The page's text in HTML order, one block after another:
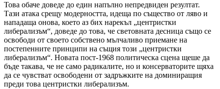
Това обаче доведе до един напълно непредвиден резултат.
Тази атака срещу модерността, идеща по същество от ляво и
нападаща онова, което аз бих нарекъл „центристки
либерализъм“, доведе до това, че световната десница също се
освободи от своето собствено мълчаливо приемане на
постепенните принципи на същия този „центристки
либерализъм“. Новата пост-1968 политическа сцена щеше да
бъде такава, че не само радикалите, но и консерваторите щяха
да се чувстват освободени от задръжките на доминиращия
преди това центристки либерализъм.